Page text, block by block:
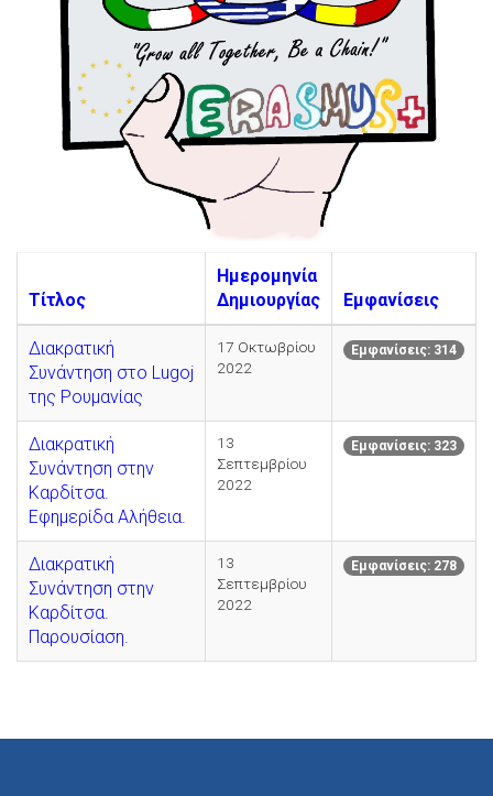
Τίτλος
Ημερομηνία
Δημιουργίας
Εμφανίσεις
Διακρατική
Συνάντηση στο Lugoj
της Ρουμανίας
17 Οκτωβρίου
2022
Εμφανίσεις: 314
Διακρατική
Συνάντηση στην
Καρδίτσα.
Εφημερίδα Αλήθεια.
13
Σεπτεμβρίου
2022
Εμφανίσεις: 323
Διακρατική
Συνάντηση στην
Καρδίτσα.
Παρουσίαση.
13
Σεπτεμβρίου
2022
Εμφανίσεις: 278